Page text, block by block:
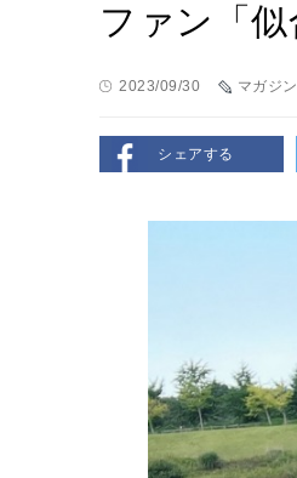
ファン「似
2023/09/30 マガジ
シェアする